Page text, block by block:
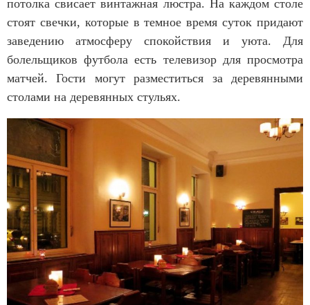
потолка свисает винтажная люстра. На каждом столе
стоят свечки, которые в темное время суток придают
заведению атмосферу спокойствия и уюта. Для
болельщиков футбола есть телевизор для просмотра
матчей. Гости могут разместиться за деревянными
столами на деревянных стульях.